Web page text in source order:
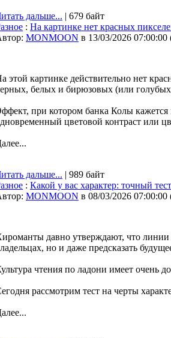
дальше... | 679 байт
: На картинке нет красных
MONMOON в 13/03/2026 07:00:00
этой картинке действительно нет
белых и бирюзовых (или
при котором банка Колы кажется
цветовой контраст или
дальше... | 989 байт
: Какой у вас характер: точный
MONMOON в 08/03/2026 07:00:00
давно утверждают, что линии
но и даже предсказать
чтения по ладони имеет
рассмотрим тест на черты